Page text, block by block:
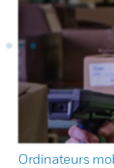
Ordinateurs